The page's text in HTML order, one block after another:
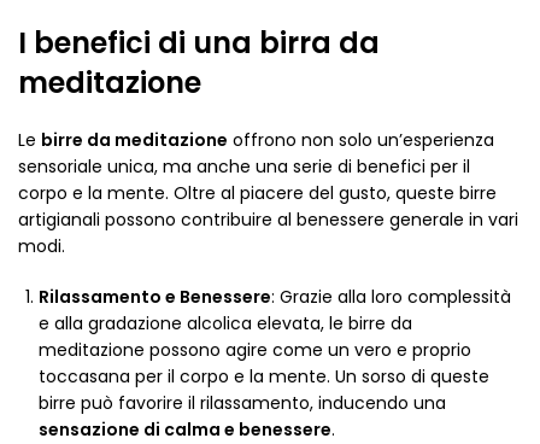
I benefici di una birra da
meditazione
Le birre da meditazione offrono non solo un’esperienza
sensoriale unica, ma anche una serie di benefici per il
corpo e la mente. Oltre al piacere del gusto, queste birre
artigianali possono contribuire al benessere generale in vari
modi.
Rilassamento e Benessere: Grazie alla loro complessità
e alla gradazione alcolica elevata, le birre da
meditazione possono agire come un vero e proprio
toccasana per il corpo e la mente. Un sorso di queste
birre può favorire il rilassamento, inducendo una
sensazione di calma e benessere.